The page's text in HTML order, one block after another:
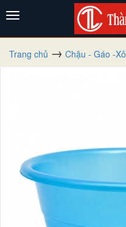
Trang chủ Chậu - Gáo -Xô